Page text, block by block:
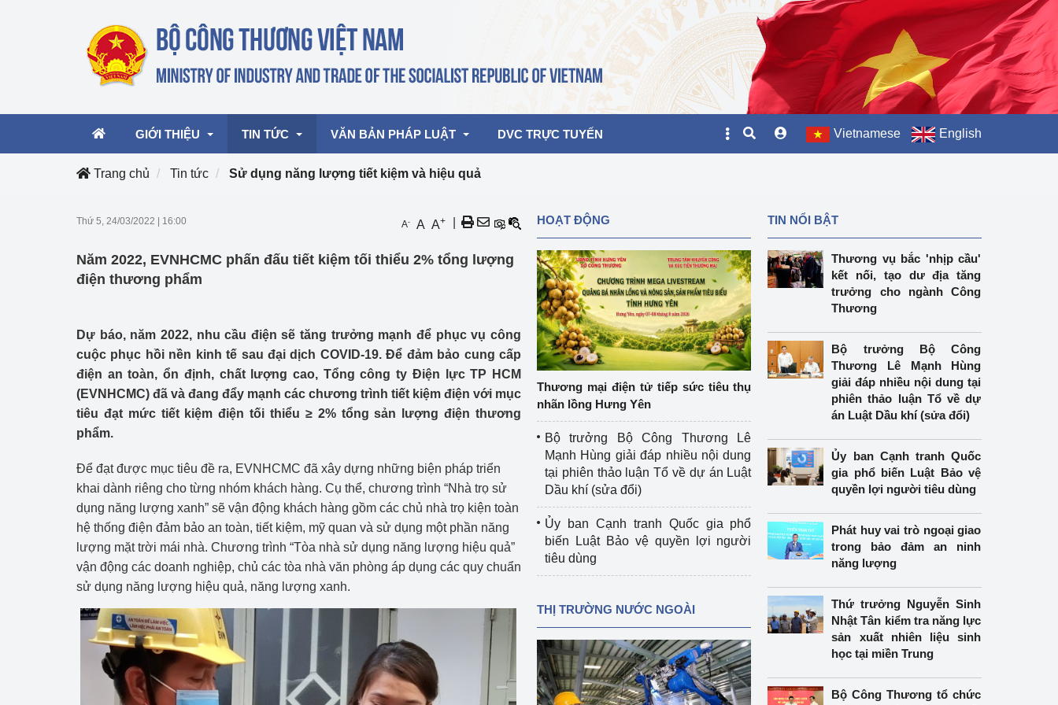
GIỚI THIỆU
Cơ cấu tổ chức
TIN TỨC
Hoạt động của Lãnh đạo Bộ
mại, Dịch vụ Việt Nam 2026
Hoạt động của Bộ trưởng
Công Thương - Công luận
Họp báo
Thông cáo báo chí
Chuyển đổi số
Bản tin Thị trường Nông Lâm Thủy sản
Phát triển nguồn nhân lực
Phát triển bền vững
Tổ chức kiểm định
Tổ chức kiểm định kỹ thuật an toàn lao
Tổ chức được cấp GCN đăng ký, hoạt
động kiểm định thiết bị, dụng cụ điện
làm việc ở môi trường không có nguy
hiểm khí, bụi nổ
Tái cơ cấu ngành Công Thương
Quản lý thị trường
Sử dụng năng lượng tiết kiệm và
Hiệu quả năng lượng
VĂN BẢN PHÁP LUẬT DVC TRỰC TUYẾN Vietnamese English
Trang chủ Tin tức Sử dụng năng lượng tiết kiệm và hiệu quả
Thứ 5, 24/03/2022 16:00 A- A A+
Năm 2022, EVNHCMC phấn đấu tiết kiệm tối thiểu 2% tổng lượng
điện thương phẩm
Dự báo, năm 2022, nhu cầu điện sẽ tăng trưởng mạnh để phục vụ công
cuộc phục hồi nền kinh tế sau đại dịch COVID-19. Để đảm bảo cung cấp
điện an toàn, ổn định, chất lượng cao, Tổng công ty Điện lực TP HCM
(EVNHCMC) đã và đang đẩy mạnh các chương trình tiết kiệm điện với mục
tiêu đạt mức tiết kiệm điện tối thiểu ≥ 2% tổng sản lượng điện thương
phẩm.
Để đạt được mục tiêu đề ra, EVNHCMC đã xây dựng những biện pháp triển
khai dành riêng cho từng nhóm khách hàng. Cụ thể, chương trình “Nhà trọ sử
dụng năng lượng xanh” sẽ vận động khách hàng gồm các chủ nhà trọ kiện toàn
hệ thống điện đảm bảo an toàn, tiết kiệm, mỹ quan và sử dụng một phần năng
lượng mặt trời mái nhà. Chương trình “Tòa nhà sử dụng năng lượng hiệu quả”
vận động các doanh nghiệp, chủ các tòa nhà văn phòng áp dụng các quy chuẩn
sử dụng năng lượng hiệu quả, năng lượng xanh.
HOẠT ĐỘNG
Thương mại điện tử tiếp sức tiêu thụ
nhãn lồng Hưng Yên
Bộ trưởng Bộ Công Thương Lê
Mạnh Hùng giải đáp nhiều nội dung
tại phiên thảo luận Tổ về dự án Luật
Dầu khí (sửa đổi)
Ủy ban Cạnh tranh Quốc gia phổ
biến Luật Bảo vệ quyền lợi người
tiêu dùng
THỊ TRƯỜNG NƯỚC NGOÀI
TIN NỔI BẬT
Thương vụ bắc 'nhịp cầu'
kết nối, tạo dư địa tăng
trưởng cho ngành Công
Thương
Bộ trưởng Bộ Công
Thương Lê Mạnh Hùng
giải đáp nhiều nội dung tại
phiên thảo luận Tổ về dự
án Luật Dầu khí (sửa đổi)
Ủy ban Cạnh tranh Quốc
gia phổ biến Luật Bảo vệ
quyền lợi người tiêu dùng
Phát huy vai trò ngoại giao
trong bảo đảm an ninh
năng lượng
Thứ trưởng Nguyễn Sinh
Nhật Tân kiểm tra năng lực
sản xuất nhiên liệu sinh
học tại miền Trung
Bộ Công Thương tổ chức